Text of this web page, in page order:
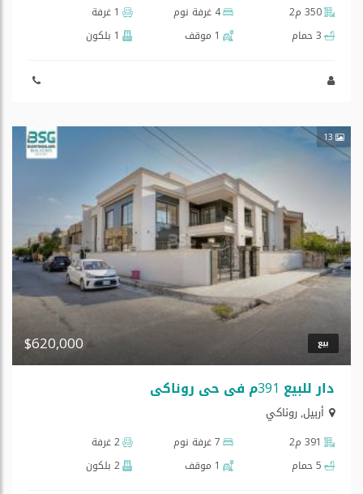
350 م2 4 غرفة نوم
1 غرفة
3 حمام
1 موقف 1 بلكون
13
بيع $620,000
دار للبیع 391م في حي روناكي
أربيل, روناکي
391 م2 7 غرفة نوم
2 غرفة
5 حمام
1 موقف 2 بلكون